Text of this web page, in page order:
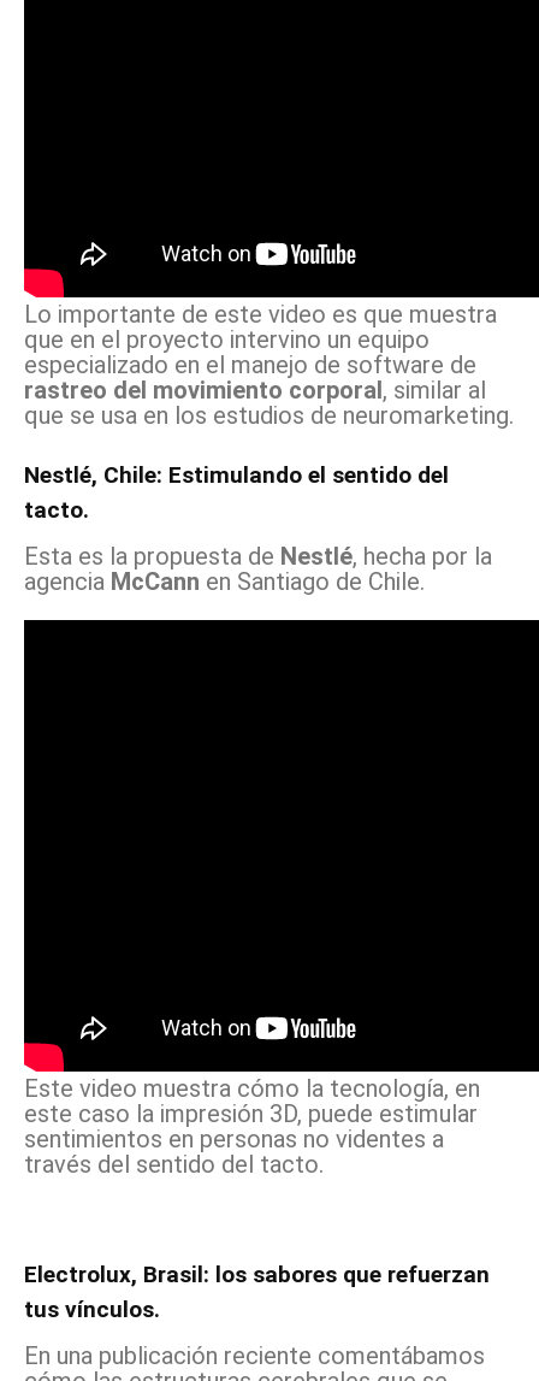
Lo importante de este video es que muestra
que en el proyecto intervino un equipo
especializado en el manejo de software de
rastreo del movimiento corporal , similar al
que se usa en los estudios de neuromarketing.
Nestlé, Chile: Estimulando el sentido del
tacto.
Esta es la propuesta de Nestlé, hecha por la
agencia McCann en Santiago de Chile.
Este video muestra cómo la tecnología, en
este caso la impresión 3D, puede estimular
sentimientos en personas no videntes a
través del sentido del tacto.
Electrolux, Brasil: los sabores que refuerzan
tus vínculos.
En una publicación reciente comentábamos